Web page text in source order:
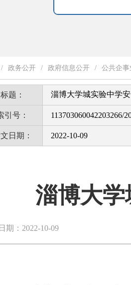
/ 政务公开 / 政府信息公开 / 公共企
标题： 淄博大学城实验中学
引号： 113703060042203266/
日期： 2022-10-09
淄博大
期：2022-10-09